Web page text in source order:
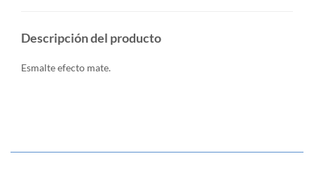
Descripción del producto
Esmalte efecto mate.